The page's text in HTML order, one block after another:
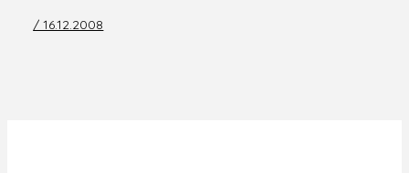
/ 16.12.2008